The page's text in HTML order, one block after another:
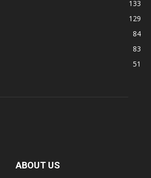
133
129
84
83
51
ABOUT US